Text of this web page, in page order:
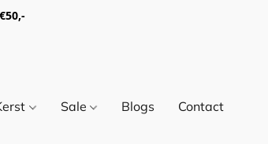
Sale Blogs Contact